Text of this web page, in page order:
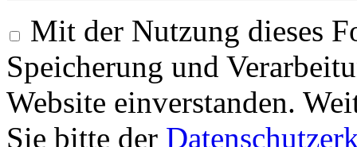
Mit der Nutzung dieses
Speicherung und
Website einverstanden.
Sie bitte der